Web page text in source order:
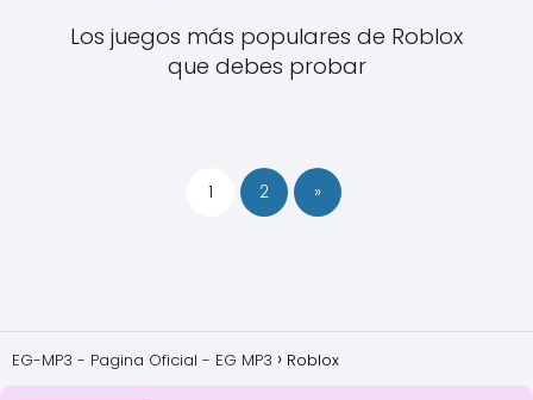
Los juegos más populares de Roblox
que debes probar
1 2 »
EG-MP3 - Pagina Oficial - EG MP3 Roblox